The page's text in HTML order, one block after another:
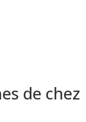
de chez